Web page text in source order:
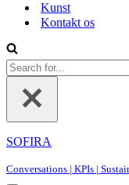
Kunst
Kontakt os
Search
for...
SOFIRA
Conversations | KPIs |